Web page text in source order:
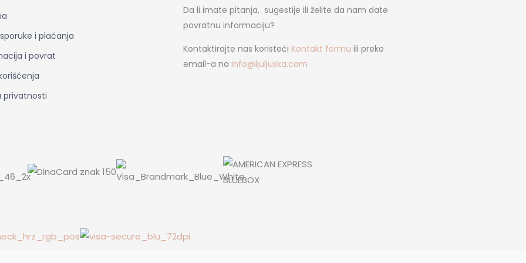
i plaćanja
i povrat
privatnosti
Da li imate pitanja, sugestije ili želite da nam date
povratnu informaciju?
Kontaktirajte nas koristeći Kontakt formu ili preko
email-a na info@ljuljuska.com